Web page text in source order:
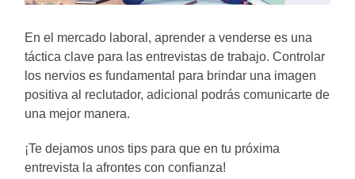
En el mercado laboral, aprender a venderse es una
táctica clave para las entrevistas de trabajo. Controlar
los nervios es fundamental para brindar una imagen
positiva al reclutador, adicional podrás comunicarte de
una mejor manera.
¡Te dejamos unos tips para que en tu próxima
entrevista la afrontes con confianza!